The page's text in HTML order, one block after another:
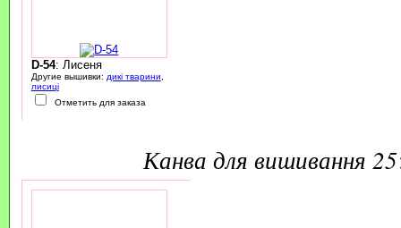
D-54: Лисеня
Другие вышивки: дикі тварини
лисиці
Отметить для заказа
канва для вишивання